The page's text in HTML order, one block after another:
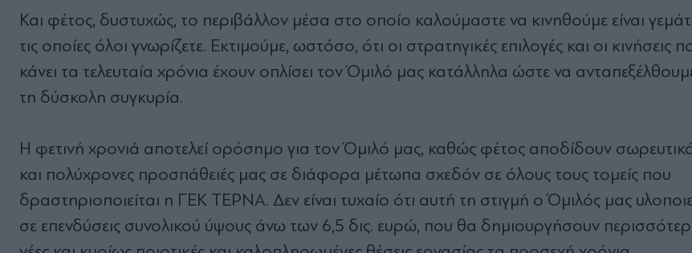
Και φέτος, δυστυχώς, το περιβάλλον μέσα στο οποίο καλούμαστε να κινηθούμε είναι
τις οποίες όλοι γνωρίζετε. Εκτιμούμε, ωστόσο, ότι οι στρατηγικές επιλογές και οι κινήσεις
κάνει τα τελευταία χρόνια έχουν οπλίσει τον Όμιλό μας κατάλληλα ώστε να
τη δύσκολη συγκυρία.
Η φετινή χρονιά αποτελεί ορόσημο για τον Όμιλό μας, καθώς φέτος αποδίδουν
και πολύχρονες προσπάθειές μας σε διάφορα μέτωπα σχεδόν σε όλους τους τομείς που
δραστηριοποιείται η ΓΕΚ ΤΕΡΝΑ. Δεν είναι τυχαίο ότι αυτή τη στιγμή ο Όμιλός μας
σε επενδύσεις συνολικού ύψους άνω των 6,5 δις. ευρώ, που θα δημιουργήσουν